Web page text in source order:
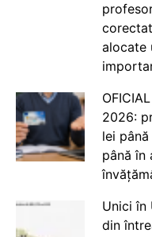
alocate
2026:
lei
până în
Unici în
din